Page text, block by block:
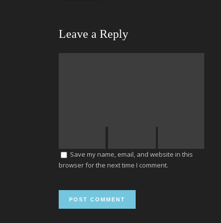
Leave a Reply
Save my name, email, and website in this
browser for the next time I comment.